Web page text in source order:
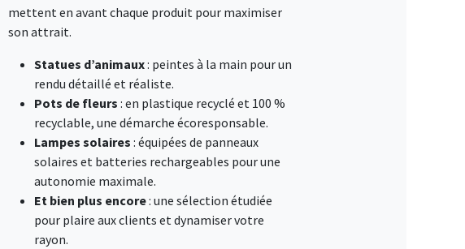
mettent en avant chaque produit pour maximiser
son attrait.
Statues d’animaux: peintes à la main pour un
rendu détaillé et réaliste.
Pots de fleurs : en plastique recyclé et 100 %
recyclable, une démarche écoresponsable.
Lampes solaires : équipées de panneaux
solaires et batteries rechargeables pour une
autonomie maximale.
Et bien plus encore: une sélection étudiée
pour plaire aux clients et dynamiser votre
rayon.